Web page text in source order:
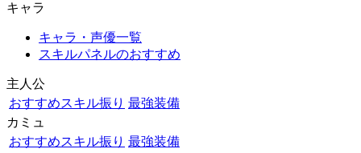
キャラ
キャラ・声優一覧
スキルパネルのおすすめ
主人公
おすすめスキル振り 最強装備
カミュ
おすすめスキル振り 最強装備